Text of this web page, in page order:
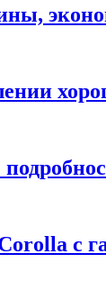
с